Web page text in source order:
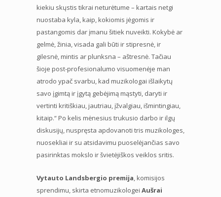
kiekiu skųstis tikrai neturėtume – kartais netgi
nuostaba kyla, kaip, kokiomis jėgomis ir
pastangomis dar įmanu šitiek nuveikti. Kokybė ar
gelmė, žinia, visada gali būti ir stipresnė, ir
gilesnė, mintis ar plunksna – aštresnė. Tačiau
šioje post-profesionalumo visuomenėje man
atrodo ypač svarbu, kad muzikologai išlaikytų
savo įgimtą ir įgytą gebėjimą mąstyti, daryti ir
vertinti kritiškiau, jautriau, įžvalgiau, išmintingiau,
kitaip.“ Po kelis mėnesius trukusio darbo ir ilgų
diskusijų, nuspręsta apdovanoti tris muzikologes,
nuosekliai ir su atsidavimu puoselėjančias savo
pasirinktas mokslo ir švietėjiškos veiklos sritis.
Vytauto Landsbergio premija , komisijos
sprendimu, skirta etnomuzikologei Aušrai